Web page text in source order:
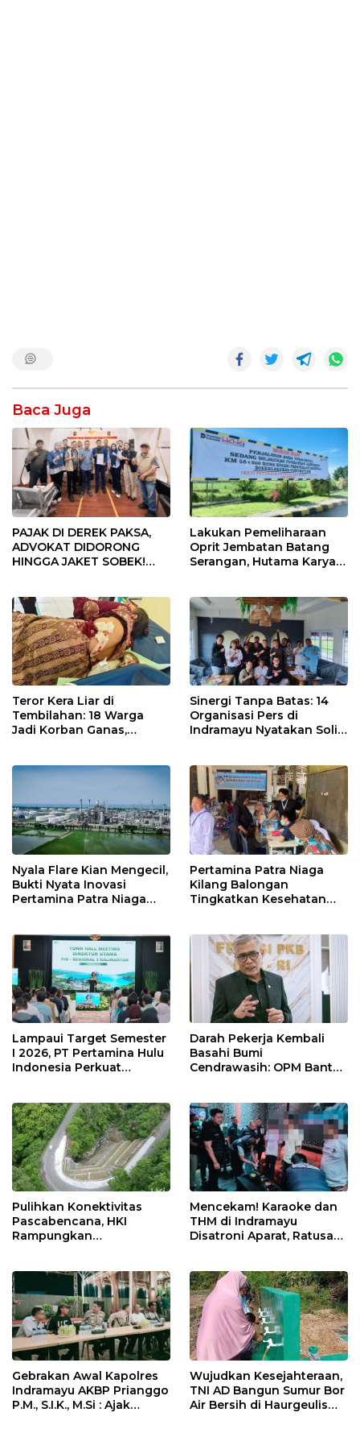
Baca Juga
PAJAK DI DEREK PAKSA,
ADVOKAT DIDORONG
HINGGA JAKET SOBEK!
Pekanbaru!
Lakukan Pemeliharaan
Oprit Jembatan Batang
Serangan, Hutama Karya
Teror Kera Liar di
Tembilahan: 18 Warga
Jadi Korban Ganas,
Sinergi Tanpa Batas: 14
Organisasi Pers di
Indramayu Nyatakan Solid
Nyala Flare Kian Mengecil,
Bukti Nyata Inovasi
Pertamina Patra Niaga
Pertamina Patra Niaga
Kilang Balongan
Tingkatkan Kesehatan
Rutin dan Edukasi
Perawatan Gigi
Lampaui Target Semester
I 2026, PT Pertamina Hulu
Indonesia Perkuat
Keselamatan Kerja
Darah Pekerja Kembali
Basahi Bumi
Cendrawasih: OPM Bantai
Pulihkan Konektivitas
Pascabencana, HKI
Rampungkan
Mencekam! Karaoke dan
THM di Indramayu
Disatroni Aparat, Ratusan
Gebrakan Awal Kapolres
Indramayu AKBP Prianggo
P.M., S.I.K., M.Si : Ajak
Wujudkan Kesejahteraan,
TNI AD Bangun Sumur Bor
Air Bersih di Haurgeulis